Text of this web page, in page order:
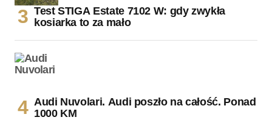
Test STIGA Estate 7102 W: gdy zwykła
kosiarka to za mało
Audi Nuvolari. Audi poszło na całość. Ponad
1000 KM